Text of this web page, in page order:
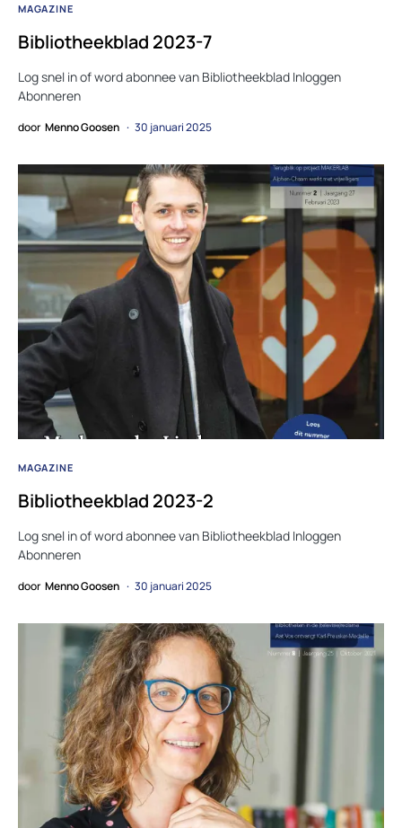
MAGAZINE
Bibliotheekblad 2023-7
Log snel in of word abonnee van Bibliotheekblad Inloggen
Abonneren
door Menno Goosen 30 januari 2025
MAGAZINE
Bibliotheekblad 2023-2
Log snel in of word abonnee van Bibliotheekblad Inloggen
Abonneren
door Menno Goosen 30 januari 2025